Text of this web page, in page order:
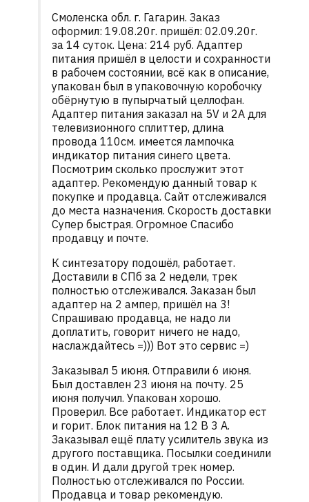
Смоленска обл. г. Гагарин. Заказ
оформил: 19.08.20г. пришёл: 02.09.20г.
за 14 суток. Цена: 214 руб. Адаптер
питания пришёл в целости и сохранности
в рабочем состоянии, всё как в описание,
упакован был в упаковочную коробочку
обёрнутую в пупырчатый целлофан.
Адаптер питания заказал на 5V и 2A для
телевизионного сплиттер, длина
провода 110см. имеется лампочка
индикатор питания синего цвета.
Посмотрим сколько прослужит этот
адаптер. Рекомендую данный товар к
покупке и продавца. Сайт отслеживался
до места назначения. Скорость доставки
Супер быстрая. Огромное Спасибо
продавцу и почте.
К синтезатору подошёл, работает.
Доставили в СПб за 2 недели, трек
полностью отслеживался. Заказан был
адаптер на 2 ампер, пришёл на 3!
Спрашиваю продавца, не надо ли
доплатить, говорит ничего не надо,
наслаждайтесь =))) Вот это сервис =)
Заказывал 5 июня. Отправили 6 июня.
Был доставлен 23 июня на почту. 25
июня получил. Упакован хорошо.
Проверил. Все работает. Индикатор ест
и горит. Блок питания на 12 В 3 А.
Заказывал ещё плату усилитель звука из
другого поставщика. Посылки соединили
в один. И дали другой трек номер.
Полностью отслеживался по России.
Продавца и товар рекомендую.